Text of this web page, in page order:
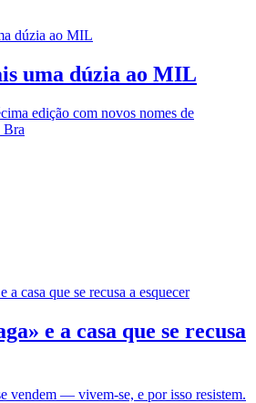
uma dúzia ao MIL
edição com novos nomes de
Bra
e a casa que se recusa
vendem — vivem-se, e por isso resistem.